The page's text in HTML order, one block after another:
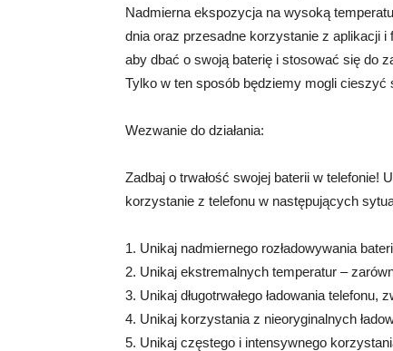
Nadmierna ekspozycja na wysoką
dnia oraz przesadne korzystanie z aplikacji
aby dbać o swoją baterię i stosować się do
Tylko w ten sposób będziemy mogli cieszyć
Wezwanie do działania:
Zadbaj o trwałość swojej baterii w telefonie!
korzystanie z telefonu w następujących
1. Unikaj nadmiernego rozładowywania
2. Unikaj ekstremalnych temperatur –
3. Unikaj długotrwałego ładowania telefonu,
4. Unikaj korzystania z nieoryginalnych
5. Unikaj częstego i intensywnego